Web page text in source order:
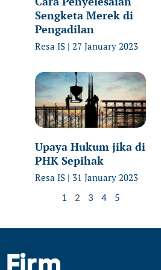
Sengketa Merek di
Pengadilan
Resa IS 27 January 2023
Upaya Hukum jika di
PHK Sepihak
Resa IS 31 January 2023
1 2 3 4 5